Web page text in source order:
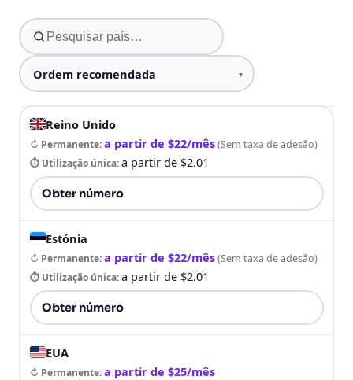
Reino Unido
↻ Permanente:a partir de $22/mês(Sem taxa de adesão)
⏱ Utilização única:a partir de $2.01
Obter número
Estónia
↻ Permanente:a partir de $22/mês(Sem taxa de adesão)
⏱ Utilização única:a partir de $2.01
Obter número
EUA
↻ Permanente:a partir de $25/mês